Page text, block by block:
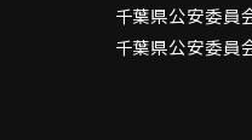
千葉県公安委員
千葉県公安委員